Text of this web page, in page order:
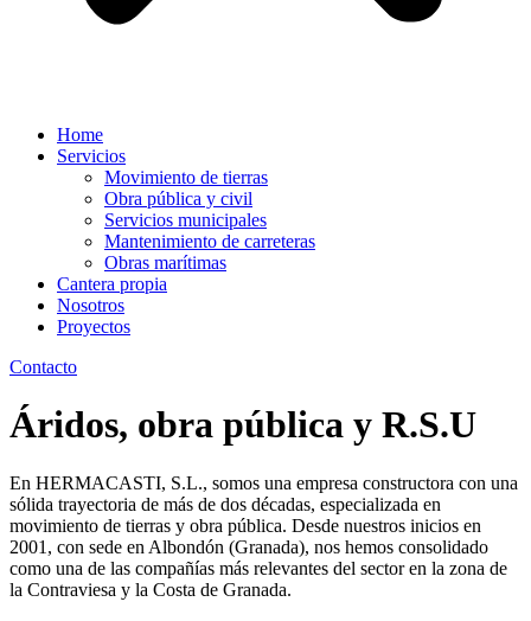
Home
Servicios
Movimiento de tierras
Obra pública y civil
Servicios municipales
Mantenimiento de carreteras
Obras marítimas
Cantera propia
Nosotros
Proyectos
Contacto
Áridos, obra pública y R.S.U
En HERMACASTI, S.L., somos una empresa constructora con una
sólida trayectoria de más de dos décadas, especializada en
movimiento de tierras y obra pública. Desde nuestros inicios en
2001, con sede en Albondón (Granada), nos hemos consolidado
como una de las compañías más relevantes del sector en la zona de
la Contraviesa y la Costa de Granada.